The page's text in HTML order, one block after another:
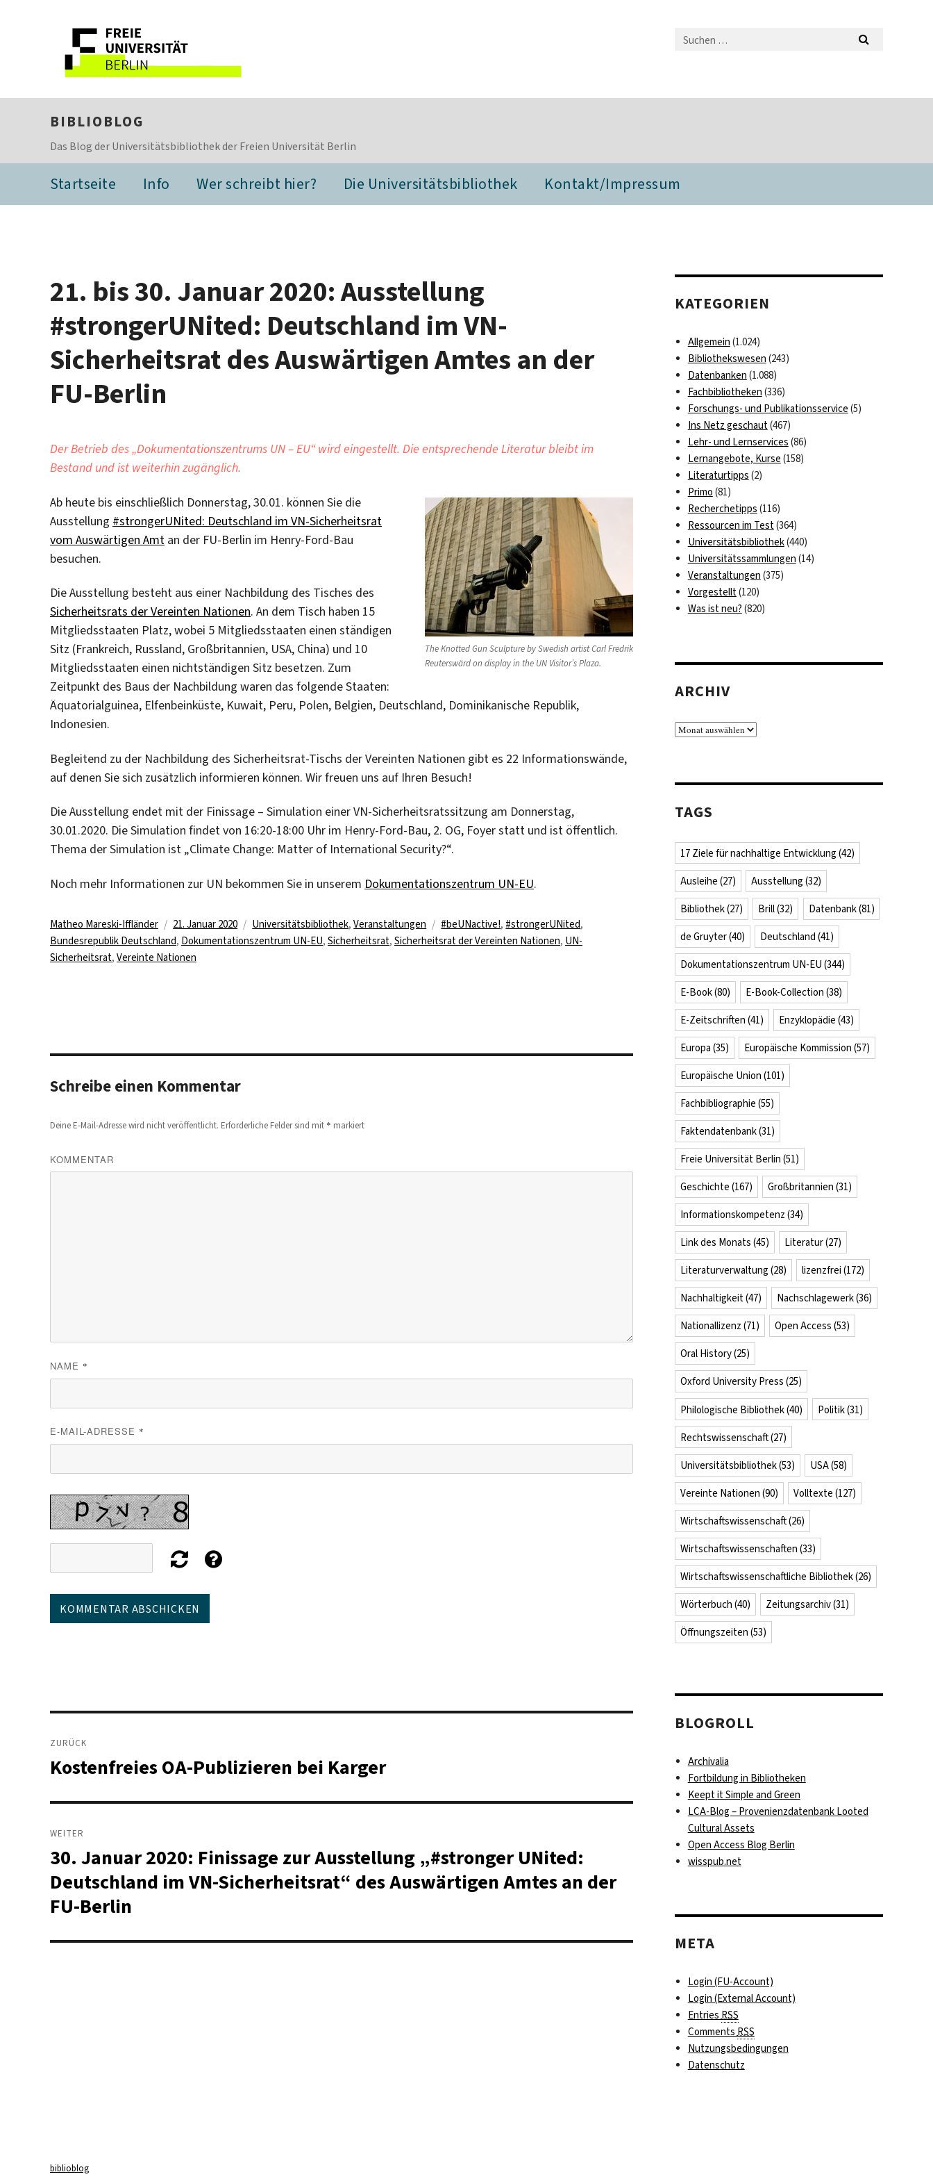
BIBLIOBLOG
Das Blog der Universitätsbibliothek der Freien Universität Berlin
Startseite Info Wer schreibt hier? Die Universitätsbibliothek Kontakt/Impressum
21. bis 30. Januar 2020: Ausstellung
#strongerUNited: Deutschland im VN-
Sicherheitsrat des Auswärtigen Amtes an der
FU-Berlin
Der Betrieb des „Dokumentationszentrums UN – EU“ wird eingestellt. Die entsprechende Literatur bleibt im
Bestand und ist weiterhin zugänglich.
The Knotted Gun Sculpture by Swedish artist Carl Fredrik
Reuterswärd on display in the UN Visitor’s Plaza.
Ab heute bis einschließlich Donnerstag, 30.01. können Sie die
Ausstellung #strongerUNited: Deutschland im VN-Sicherheitsrat
vom Auswärtigen Amt an der FU-Berlin im Henry-Ford-Bau
besuchen.
Die Ausstellung besteht aus einer Nachbildung des Tisches des
Sicherheitsrats der Vereinten Nationen. An dem Tisch haben 15
Mitgliedsstaaten Platz, wobei 5 Mitgliedsstaaten einen ständigen
Sitz (Frankreich, Russland, Großbritannien, USA, China) und 10
Mitgliedsstaaten einen nichtständigen Sitz besetzen. Zum
Zeitpunkt des Baus der Nachbildung waren das folgende Staaten:
Äquatorialguinea, Elfenbeinküste, Kuwait, Peru, Polen, Belgien, Deutschland, Dominikanische Republik,
Indonesien.
Begleitend zu der Nachbildung des Sicherheitsrat-Tischs der Vereinten Nationen gibt es 22 Informationswände,
auf denen Sie sich zusätzlich informieren können. Wir freuen uns auf Ihren Besuch!
Die Ausstellung endet mit der Finissage – Simulation einer VN-Sicherheitsratssitzung am Donnerstag,
30.01.2020. Die Simulation findet von 16:20-18:00 Uhr im Henry-Ford-Bau, 2. OG, Foyer statt und ist öffentlich.
Thema der Simulation ist „Climate Change: Matter of International Security?“.
Noch mehr Informationen zur UN bekommen Sie in unserem Dokumentationszentrum UN-EU.
Autor
Matheo Mareski-Iffländer
Veröffentlicht
am
21. Januar 2020 Kategorien
Universitätsbibliothek,Veranstaltungen Schlagwörter
#beUNactive!, #strongerUNited,
Bundesrepublik Deutschland, Dokumentationszentrum UN-EU, Sicherheitsrat, Sicherheitsrat der Vereinten Nationen, UN-
Sicherheitsrat, Vereinte Nationen
Schreibe einen Kommentar
Deine E-Mail-Adresse wird nicht veröffentlicht. Erforderliche Felder sind mit * markiert
KOMMENTAR
NAME *
E-MAIL-ADRESSE *
Beitragsnavigation
ZURÜCK
Vorheriger
Kostenfreies OA-Publizieren bei Karger
WEITER
Nächster
Beitrag:
30. Januar 2020: Finissage zur Ausstellung „#stronger UNited:
Deutschland im VN-Sicherheitsrat“ des Auswärtigen Amtes an der
FU-Berlin
KATEGORIEN
Allgemein (1.024)
Bibliothekswesen (243)
Datenbanken (1.088)
Fachbibliotheken (336)
Forschungs- und Publikationsservice (5)
Ins Netz geschaut(467)
Lehr- und Lernservices (86)
Lernangebote, Kurse (158)
Literaturtipps (2)
Primo (81)
Recherchetipps (116)
Ressourcen im Test(364)
Universitätsbibliothek(440)
Universitätssammlungen (14)
Veranstaltungen (375)
Vorgestellt(120)
Was ist neu? (820)
ARCHIV
Archiv
TAGS
17 Ziele für nachhaltige Entwicklung (42)
Ausleihe (27) Ausstellung (32)
Bibliothek(27) Brill(32) Datenbank(81)
de Gruyter(40) Deutschland (41)
Dokumentationszentrum UN-EU (344)
E-Book(80) E-Book-Collection (38)
E-Zeitschriften (41) Enzyklopädie (43)
Europa (35) Europäische Kommission (57)
Europäische Union (101)
Fachbibliographie (55)
Faktendatenbank(31)
Freie Universität Berlin (51)
Geschichte (167) Großbritannien (31)
Informationskompetenz (34)
Link des Monats (45) Literatur(27)
Literaturverwaltung (28) lizenzfrei (172)
Nachhaltigkeit(47) Nachschlagewerk(36)
Nationallizenz (71) Open Access (53)
Oral History(25)
Oxford University Press (25)
Philologische Bibliothek(40) Politik(31)
Rechtswissenschaft(27)
Universitätsbibliothek(53) USA(58)
Vereinte Nationen (90) Volltexte (127)
Wirtschaftswissenschaft(26)
Wirtschaftswissenschaften (33)
Wirtschaftswissenschaftliche Bibliothek(26)
Wörterbuch (40) Zeitungsarchiv(31)
Öffnungszeiten (53)
BLOGROLL
Archivalia
Fortbildung in Bibliotheken
Keept it Simple and Green
LCA-Blog – Provenienzdatenbank Looted
Cultural Assets
Open Access Blog Berlin
wisspub.net
META
Login (FU-Account)
Login (External Account)
EntriesRSS
CommentsRSS
Nutzungsbedingungen
Datenschutz
biblioblog